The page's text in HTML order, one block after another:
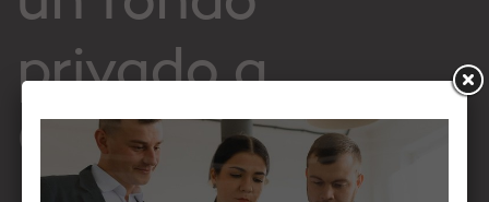
privado a
Colpensiones?